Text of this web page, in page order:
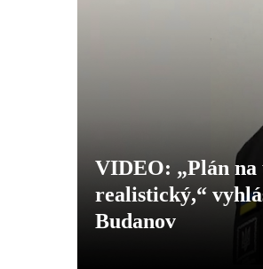
VIDEO: „Plán na
realistický,“
Budanov